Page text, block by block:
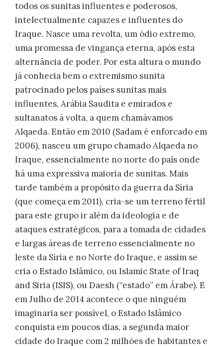
todos os sunitas influentes e poderosos,
intelectualmente capazes e influentes do
Iraque. Nasce uma revolta, um ódio extremo,
uma promessa de vingança eterna, após esta
alternância de poder. Por esta altura o mundo
já conhecia bem o extremismo sunita
patrocinado pelos países sunitas mais
influentes, Arábia Saudita e emirados e
sultanatos á volta, a quem chamávamos
Alqaeda. Então em 2010 (Sadam é enforcado em
2006), nasceu um grupo chamado Alqaeda no
Iraque, essencialmente no norte do país onde
há uma expressiva maioria de sunitas. Mais
tarde também a propósito da guerra da Síria
(que começa em 2011), cria-se um terreno fértil
para este grupo ir além da ideologia e de
ataques estratégicos, para a tomada de cidades
e largas áreas de terreno essencialmente no
leste da Síria e no Norte do Iraque, e assim se
cria o Estado Islâmico, ou Islamic State of Iraq
and Siria (ISIS), ou Daesh (“estado” em Árabe). E
em Julho de 2014 acontece o que ninguém
imaginaria ser possível, o Estado Islâmico
conquista em poucos dias, a segunda maior
cidade do Iraque com 2 milhões de habitantes e